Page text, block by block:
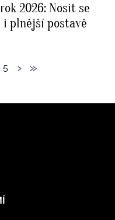
2026: Nosit se
plnější postavě
5 › »